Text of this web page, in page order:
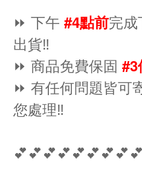
⏩ 下午 #4點前完
出貨‼️
⏩ 商品免費保固 #3
⏩ 有任何問題皆可
您處理‼️